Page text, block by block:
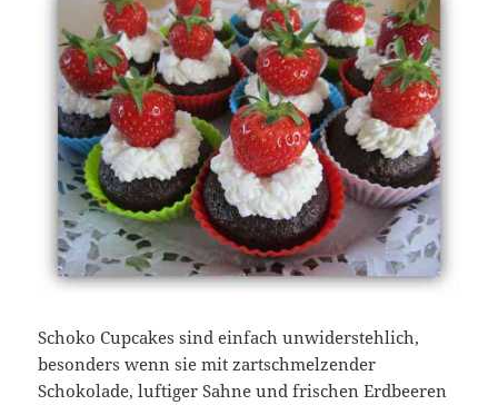
Schoko Cupcakes sind einfach unwiderstehlich,
besonders wenn sie mit zartschmelzender
Schokolade, luftiger Sahne und frischen Erdbeeren